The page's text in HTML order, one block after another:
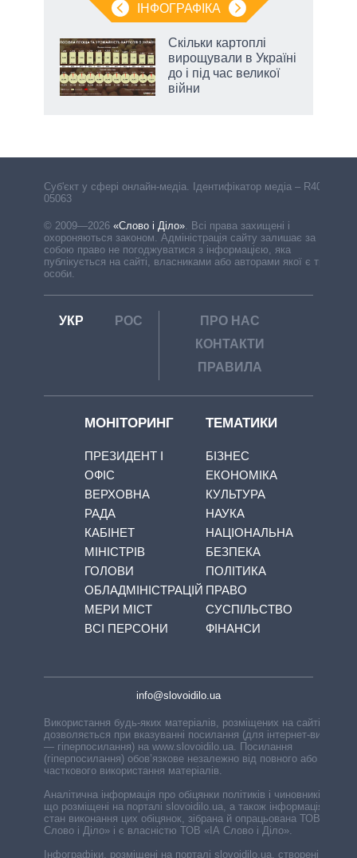
ІНФОГРАФІКА
Скільки картоплі
вирощували в Україні
до і під час великої
війни
Cуб'єкт у сфері онлайн-медіа. Ідентифікатор медіа – R40-
05063
© 2009—2026 «Слово і Діло»
Всі права захищені і
охороняються законом. Адміністрація сайту залишає за
собою право не погоджуватися з інформацією, яка
публікується на сайті, власниками або авторами якої є треті
особи.
УКР РОС
ПРО НАС
КОНТАКТИ
ПРАВИЛА
МОНІТОРИНГ
ПРЕЗИДЕНТ І
ОФІС
ВЕРХОВНА
РАДА
КАБІНЕТ
МІНІСТРІВ
ГОЛОВИ
ОБЛАДМІНІСТРАЦІЙ
МЕРИ МІСТ
ВСІ ПЕРСОНИ
ТЕМАТИКИ
БІЗНЕС
ЕКОНОМІКА
КУЛЬТУРА
НАУКА
НАЦІОНАЛЬНА
БЕЗПЕКА
ПОЛІТИКА
ПРАВО
СУСПІЛЬСТВО
ФІНАНСИ
info@slovoidilo.ua
Використання будь-яких матеріалів, розміщених на сайті,
дозволяється при вказуванні посилання (для інтернет-видань
— гіперпосилання) на www.slovoidilo.ua. Посилання
(гіперпосилання) обов’язкове незалежно від повного або
часткового використання матеріалів.
Аналітична інформація про обіцянки політиків і чиновників,
що розміщені на порталі slovoidilo.ua, а також інформація про
стан виконання цих обіцянок, зібрана й опрацьована ТОВ «ІА
Слово і Діло» і є власністю ТОВ «ІА Слово і Діло».
Інфографіки, розміщені на порталі slovoidilo.ua, створені ГО